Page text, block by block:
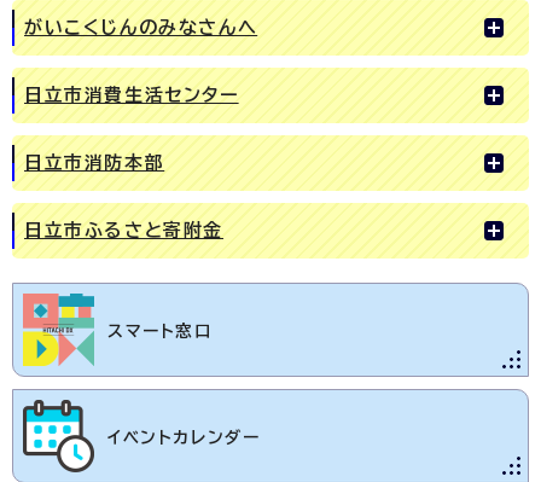
がいこくじんのみなさんへ
日立市消費生活センター
日立市消防本部
日立市ふるさと寄附金
スマート窓口
イベントカレンダー